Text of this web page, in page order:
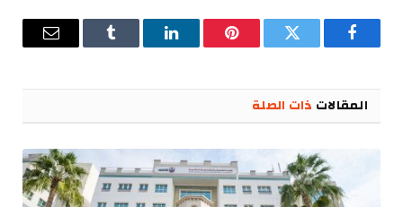
فيسبوك تويتر بينتيريستلينكدإن Tumblr
البريد
المقالات ذات الصلة